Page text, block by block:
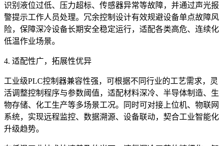
识别液位过低、压力超标、传感器异常等故障，并通过声光报
警提示工作人员处理。冗余控制设计有效规避设备单点故障风
险，保障深冷设备长期安全稳定运行，适配各类高危、连续化
低温作业场景。
4. 适配性广，拓展性优异
工业级PLC控制器兼容性强，可根据不同行业的工艺需求，灵
活调整控制程序与参数阈值，适配材料深冷、半导体制造、生
物存储、化工生产等多场景工况。同时可对接上位机、物联网
系统，实现远程监控、数据溯源、设备联动，契合工业智能化
升级趋势。